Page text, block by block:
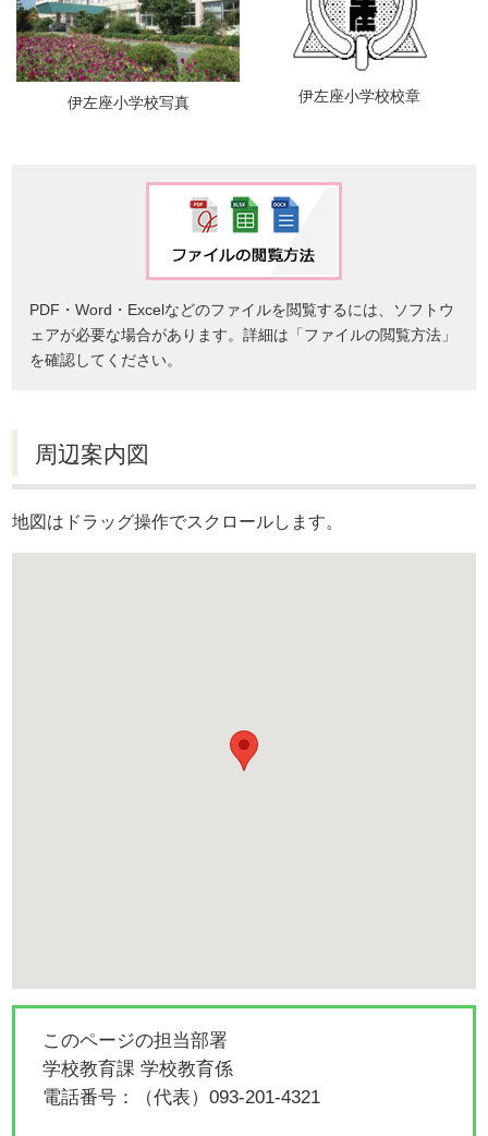
伊左座小学校写真 伊左座小学校校章
PDF・Word・Excelなどのファイルを閲覧するには、ソフトウ
ェアが必要な場合があります。詳細は「ファイルの閲覧方法」
を確認してください。
周辺案内図
地図はドラッグ操作でスクロールします。
このページの担当部署
学校教育課 学校教育係
電話番号：
（代表）093-201-4321